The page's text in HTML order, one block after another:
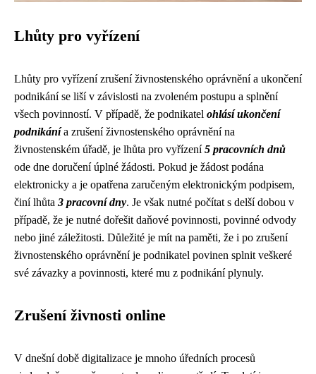
Lhůty pro vyřízení
Lhůty pro vyřízení zrušení živnostenského oprávnění a ukončení
podnikání se liší v závislosti na zvoleném postupu a splnění
všech povinností. V případě, že podnikatel ohlásí ukončení
podnikánía zrušení živnostenského oprávnění na
živnostenském úřadě, je lhůta pro vyřízení5 pracovních dnů
ode dne doručení úplné žádosti. Pokud je žádost podána
elektronicky a je opatřena zaručeným elektronickým podpisem,
činí lhůta 3 pracovní dny. Je však nutné počítat s delší dobou v
případě, že je nutné dořešit daňové povinnosti, povinné odvody
nebo jiné záležitosti. Důležité je mít na paměti, že i po zrušení
živnostenského oprávnění je podnikatel povinen splnit veškeré
své závazky a povinnosti, které mu z podnikání plynuly.
Zrušení živnosti online
V dnešní době digitalizace je mnoho úředních procesů